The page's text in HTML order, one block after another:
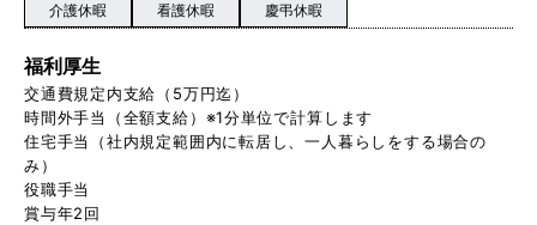
介護休暇
看護休暇 慶弔休暇
福利厚生
交通費規定内支給（5万円迄）
時間外手当（全額支給）※1分単位で計算します
住宅手当（社内規定範囲内に転居し、一人暮らしをする場合の
み）
役職手当
賞与年2回